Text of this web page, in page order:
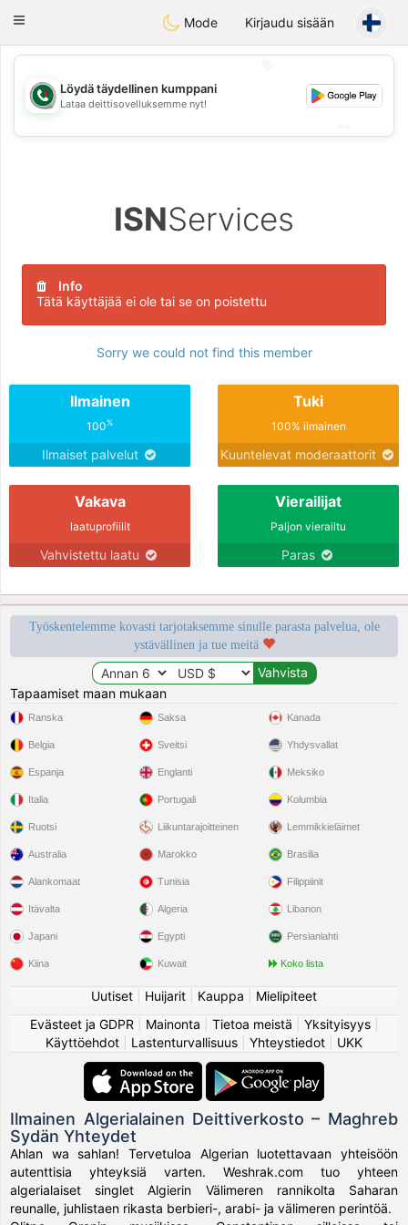
Weshrak
Toggle
Mode Kirjaudu sisään
💖
💕
Löydä täydellinen kumppani
Lataa deittisovelluksemme nyt!
ISNServices
Info
Tätä käyttäjää ei ole tai se on poistettu
Sorry we could not find this member
Ilmainen
100%
Ilmaiset palvelut
Tuki
100% ilmainen
Kuuntelevat moderaattorit
Vakava
laatuprofiilit
Vahvistettu laatu
Vierailijat
Paljon vierailtu
Paras
Työskentelemme kovasti tarjotaksemme sinulle parasta palvelua, ole
ystävällinen ja tue meitä
Tapaamiset maan mukaan
Ranska
Belgia
Espanja
Italia
Ruotsi
Saksa
Sveitsi
Englanti
Portugali
Liikuntarajoitteinen
Kanada
Yhdysvallat
Meksiko
Kolumbia
Lemmikkieläimet
Australia
Alankomaat
Itävalta
Japani
Kiina
Marokko
Tunisia
Algeria
Egypti
Kuwait
Brasilia
Filippiinit
Libanon
Persianlahti
Koko lista
Uutiset Huijarit Kauppa
Mielipiteet
Evästeet ja GDPR
Mainonta Tietoa meistä Yksityisyys|
Käyttöehdot
Lastenturvallisuus Yhteystiedot UKK
Ilmainen Algerialainen Deittiverkosto – Maghreb
Sydän Yhteydet
Ahlan wa sahlan! Tervetuloa Algerian luotettavaan yhteisöön
autenttisia yhteyksiä varten. Weshrak.com tuo yhteen
algerialaiset singlet Algierin Välimeren rannikolta Saharan
reunalle, juhlistaen rikasta berbieri-, arabi- ja välimeren perintöä.